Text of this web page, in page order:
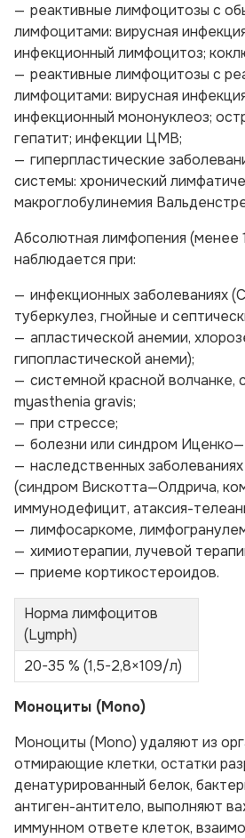
реактивные лимфоцитозы с
лимфоцитами: вирусная
инфекционный лимфоцитоз;
реактивные лимфоцитозы с
лимфоцитами: вирусная
инфекционный мононуклеоз;
гепатит; инфекции ЦМВ;
гиперпластические
системы: хронический
макроглобулинемия
Абсолютная лимфопения (менее
наблюдается при:
инфекционных заболеваниях
туберкулез, гнойные и
апластической анемии,
гипопластической анеми);
системной красной волчанке,
myasthenia gravis;
при стрессе;
болезни или синдром
наследственных
(синдром Вискотта—Олдрича,
иммунодефицит, атаксия-
лимфосаркоме,
химиотерапии, лучевой
приеме кортикостероидов.
Норма лимфоцитов
(Lymph)
20-35 % (1,5-2,8×109/л)
Моноциты (Моno)
Моноциты (Моno) удаляют из
отмирающие клетки, остатки
денатурированный белок,
антиген-антитело, выполняют
иммунном ответе клеток,